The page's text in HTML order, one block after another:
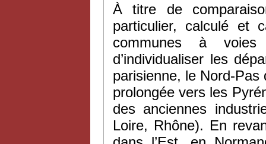
À titre de
particulier, calculé et
communes à
d’individualiser les
parisienne, le Nord-
prolongée vers les
des anciennes
Loire, Rhône). En